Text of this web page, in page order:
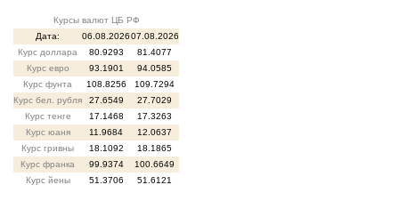
Курсы валют ЦБ РФ
Дата:
06.08.202607.08.2026
Курс доллара
80.9293
81.4077
Курс евро
93.1901
94.0585
Курс фунта
108.8256
109.7294
Курс бел. рубля
27.6549
27.7029
Курс тенге
17.1468
17.3263
Курс юаня
11.9684
12.0637
Курс гривны
18.1092
18.1865
Курс франка
99.9374
100.6649
Курс йены
51.3706 51.6121